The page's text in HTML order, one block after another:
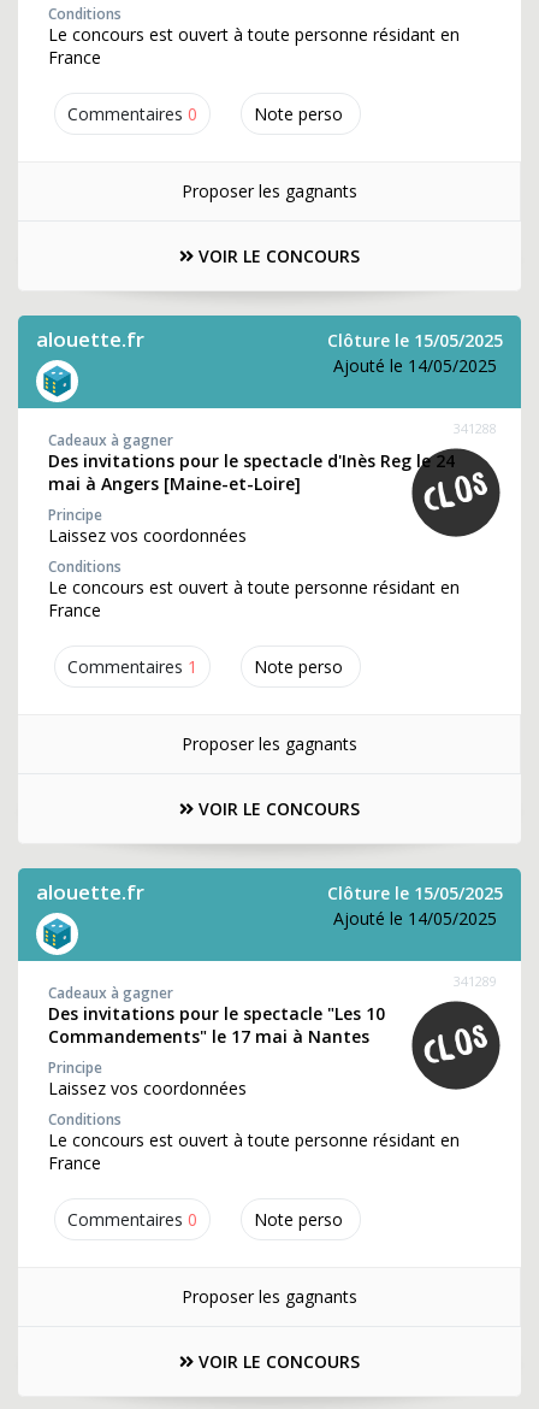
Commentaires 0 Note perso
Conditions
Le concours est ouvert à toute personne résidant en
France
Proposer les gagnants
VOIR LE CONCOURS
alouette.fr
Clôture le 15/05/2025
Ajouté le 14/05/2025
Commentaires 1 Note perso
341288
Cadeaux à gagner
Des invitations pour le spectacle d'Inès Reg le 24
mai à Angers [Maine-et-Loire]
Principe
Laissez vos coordonnées
Conditions
Le concours est ouvert à toute personne résidant en
France
Proposer les gagnants
VOIR LE CONCOURS
alouette.fr
Clôture le 15/05/2025
Ajouté le 14/05/2025
Commentaires 0 Note perso
341289
Cadeaux à gagner
Des invitations pour le spectacle "Les 10
Commandements" le 17 mai à Nantes
Principe
Laissez vos coordonnées
Conditions
Le concours est ouvert à toute personne résidant en
France
Proposer les gagnants
VOIR LE CONCOURS